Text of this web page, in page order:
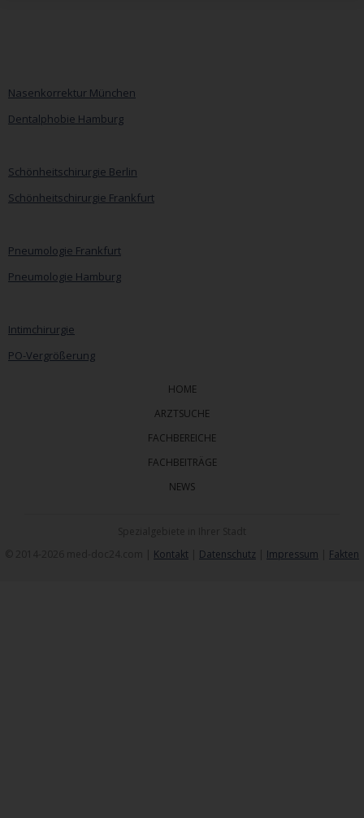
Nasenkorrektur München
Dentalphobie Hamburg
Schönheitschirurgie Berlin
Schönheitschirurgie Frankfurt
Pneumologie Frankfurt
Pneumologie Hamburg
Intimchirurgie
PO-Vergrößerung
HOME
ARZTSUCHE
FACHBEREICHE
FACHBEITRÄGE
NEWS
Kontakt Datenschutz Impressum Fakten